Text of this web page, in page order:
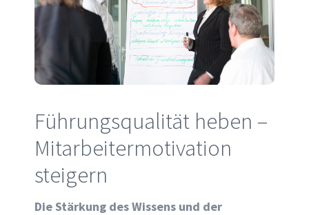
Führungsqualität heben –
Mitarbeitermotivation
steigern
Die Stärkung des Wissens und der